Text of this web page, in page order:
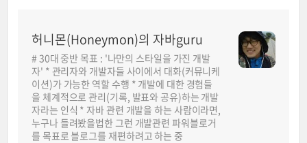
허니몬(Honeymon)의 자바guru
# 30대 중반 목표 : '나만의 스타일을 가진 개발
자' * 관리자와 개발자들 사이에서 대화(커뮤니케
이션)가 가능한 역할 수행 * 개발에 대한 경험들
을 체계적으로 관리(기록, 발표와 공유)하는 개발
자라는 인식 * 자바 관련 개발을 하는 사람이라면,
누구나 들려봤을법한 그런 개발관련 파워블로거
를 목표로 블로그를 재편하려고 하는 중